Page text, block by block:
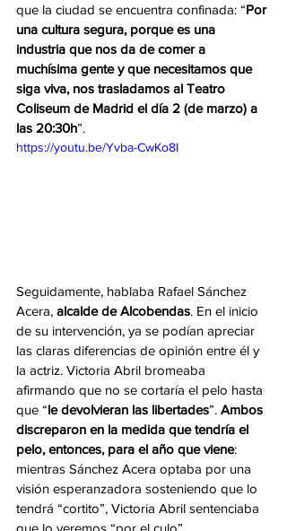
que la ciudad se encuentra confinada: “Por
una cultura segura, porque es una
industria que nos da de comer a
muchísima gente y que necesitamos que
siga viva, nos trasladamos al Teatro
Coliseum de Madrid el día 2 (de marzo) a
las 20:30h”.
https://youtu.be/Yvba-CwKo8I
Seguidamente, hablaba Rafael Sánchez
Acera, alcalde de Alcobendas. En el inicio
de su intervención, ya se podían apreciar
las claras diferencias de opinión entre él y
la actriz. Victoria Abril bromeaba
afirmando que no se cortaría el pelo hasta
que “le devolvieran las libertades”. Ambos
discreparon en la medida que tendría el
pelo, entonces, para el año que viene:
mientras Sánchez Acera optaba por una
visión esperanzadora sosteniendo que lo
tendrá “cortito”, Victoria Abril sentenciaba
que lo veremos “por el culo”.